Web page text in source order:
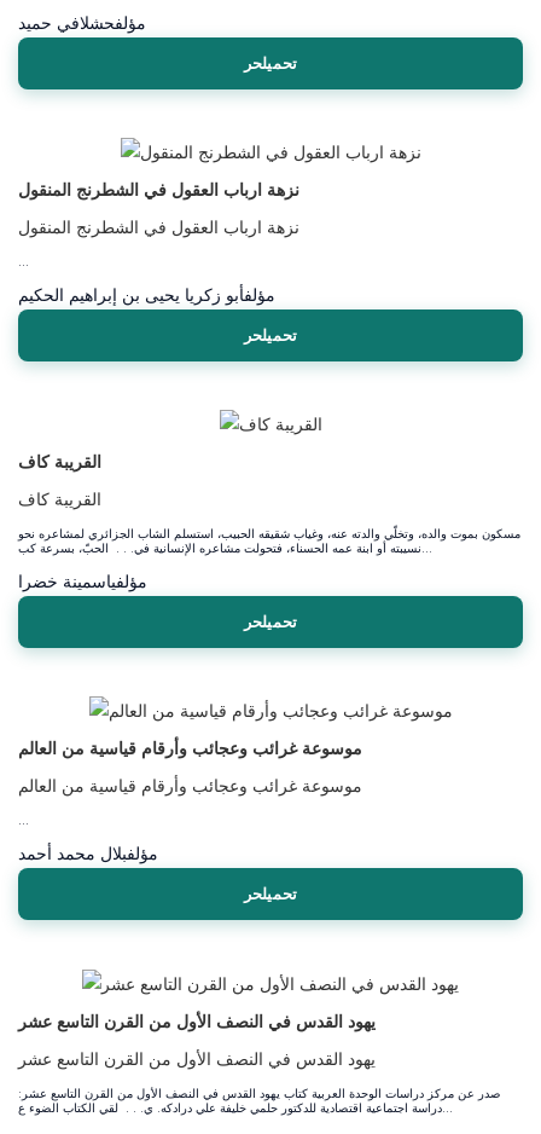
مؤلفحشلافي حميد
تحميلحر
نزهة ارباب العقول في الشطرنج المنقول
نزهة ارباب العقول في الشطرنج المنقول
مؤلفأبو زكريا يحيى بن إبراهيم الحكيم
تحميلحر
القريبة كاف
القريبة كاف
مسكون بموت والده، وتخلّي والدته عنه، وغياب شقيقه الحبيب، استسلم الشاب الجزائري لمشاعره نحو
مؤلفياسمينة خضرا
تحميلحر
موسوعة غرائب وعجائب وأرقام قياسية من العالم
موسوعة غرائب وعجائب وأرقام قياسية من العالم
...
مؤلفبلال محمد أحمد
تحميلحر
يهود القدس في النصف الأول من القرن التاسع عشر
يهود القدس في النصف الأول من القرن التاسع عشر
صدر عن مركز دراسات الوحدة العربية كتاب يهود القدس في النصف الأول من القرن التاسع عشر: